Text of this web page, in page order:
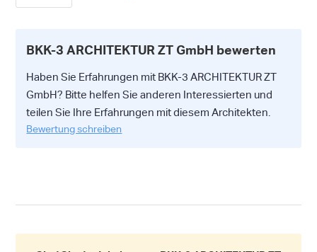
BKK-3 ARCHITEKTUR ZT GmbH bewerten
Haben Sie Erfahrungen mit BKK-3 ARCHITEKTUR ZT
GmbH? Bitte helfen Sie anderen Interessierten und
teilen Sie Ihre Erfahrungen mit diesem Architekten.
Bewertung schreiben